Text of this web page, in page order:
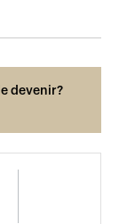
devenir?